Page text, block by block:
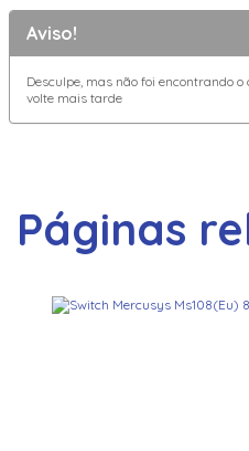
Aviso!
Desculpe, mas não foi encontrando
volte mais tarde
Páginas